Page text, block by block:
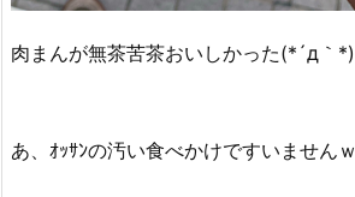
肉まんが無茶苦茶おいしかった(*´д｀*)
あ、ｵｯｻﾝの汚い食べかけですいませんｗ